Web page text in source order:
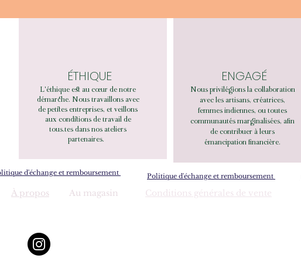
ÉTHIQUE
L'éthique est au cœur de notre
démarche. Nous travaillons avec
de petites entreprises, et veillons
aux conditions de travail de
tous.tes dans nos ateliers
partenaires.
d'échange et remboursement
ENGAGÉ
Nous privilégions la collaboration
avec les artisans, créatrices,
femmes indiennes, ou toutes
communautés marginalisées, afin
de contribuer à leurs
émancipation financière.
Politique d'échange et remboursement
À propos Au magasin Conditions générales de vente